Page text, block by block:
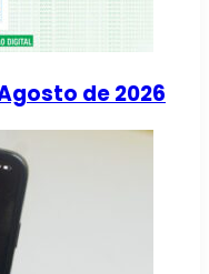
de 2026